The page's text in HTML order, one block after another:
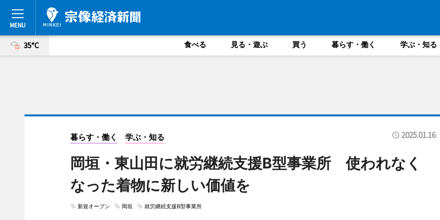
35°C 食べる 見る・遊ぶ 買う 暮らす・働く 学ぶ・知る
暮らす・働く 学ぶ・知る 2025.01.16
岡垣・東山田に就労継続支援B型事業所 使われなく
なった着物に新しい価値を
新規オープン 岡垣 就労継続支援B型事業所